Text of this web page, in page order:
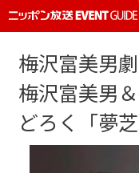
梅沢富美男
梅沢富美男
どろく「夢芝